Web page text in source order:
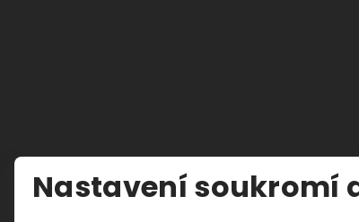
Nastavení soukromí